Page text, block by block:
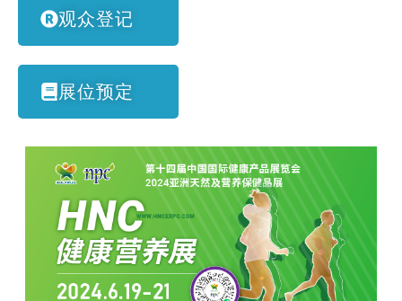
观众登记
展位预定